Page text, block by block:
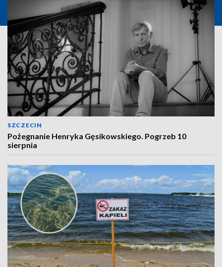
SZCZECIN
Pożegnanie Henryka Gęsikowskiego. Pogrzeb 10
sierpnia